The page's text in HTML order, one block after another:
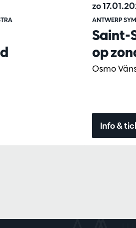
Saint-
op
Osmo
ANTWERP
zo
Info &